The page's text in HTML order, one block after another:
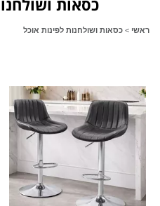
כסאות
ראשי > כסאות ושולחנות לפינות אוכל